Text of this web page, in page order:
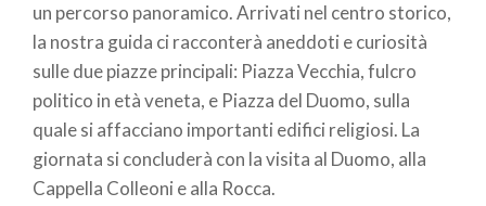
un percorso panoramico. Arrivati nel centro storico,
la nostra guida ci racconterà aneddoti e curiosità
sulle due piazze principali: Piazza Vecchia, fulcro
politico in età veneta, e Piazza del Duomo, sulla
quale si affacciano importanti edifici religiosi. La
giornata si concluderà con la visita al Duomo, alla
Cappella Colleoni e alla Rocca.